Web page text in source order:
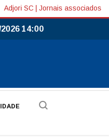
Adjori SC Jornais associados
14:00